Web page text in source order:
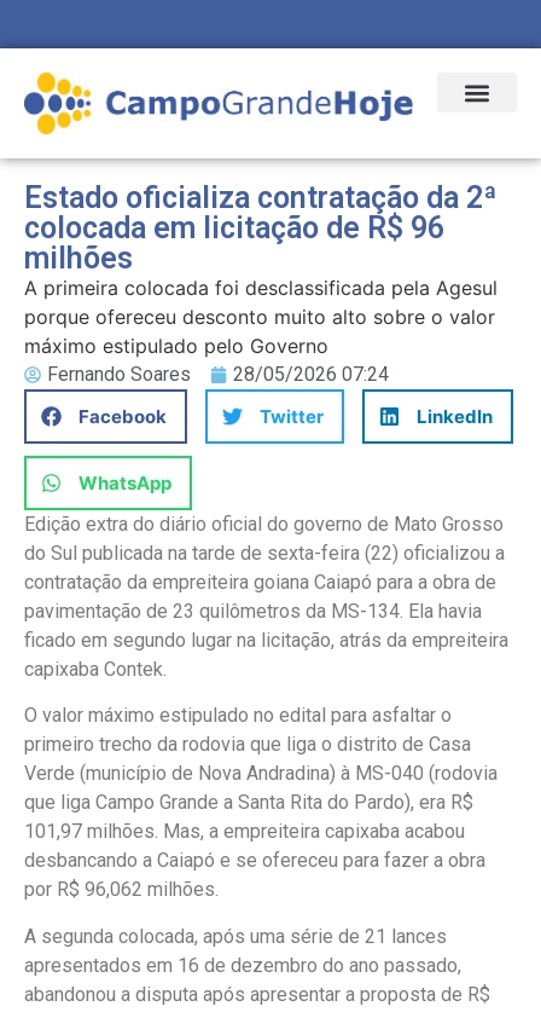
Estado oficializa contratação da 2ª
colocada em licitação de R$ 96
milhões
A primeira colocada foi desclassificada pela Agesul
porque ofereceu desconto muito alto sobre o valor
máximo estipulado pelo Governo
Fernando Soares
28/05/2026 07:24
Facebook
Twitter LinkedIn
WhatsApp
Edição extra do diário oficial do governo de Mato Grosso
do Sul publicada na tarde de sexta-feira (22) oficializou a
contratação da empreiteira goiana Caiapó para a obra de
pavimentação de 23 quilômetros da MS-134. Ela havia
ficado em segundo lugar na licitação, atrás da empreiteira
capixaba Contek.
O valor máximo estipulado no edital para asfaltar o
primeiro trecho da rodovia que liga o distrito de Casa
Verde (município de Nova Andradina) à MS-040 (rodovia
que liga Campo Grande a Santa Rita do Pardo), era R$
101,97 milhões. Mas, a empreiteira capixaba acabou
desbancando a Caiapó e se ofereceu para fazer a obra
por R$ 96,062 milhões.
A segunda colocada, após uma série de 21 lances
apresentados em 16 de dezembro do ano passado,
abandonou a disputa após apresentar a proposta de R$